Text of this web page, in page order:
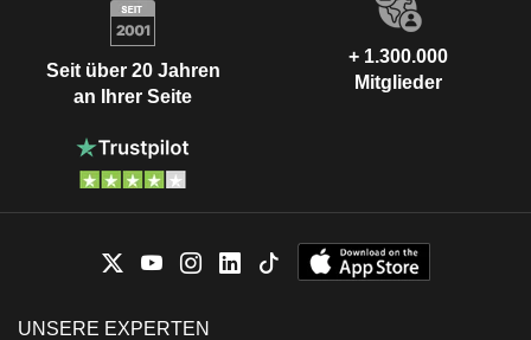
Seit über 20 Jahren
an Ihrer Seite
+ 1.300.000
Mitglieder
UNSERE EXPERTEN